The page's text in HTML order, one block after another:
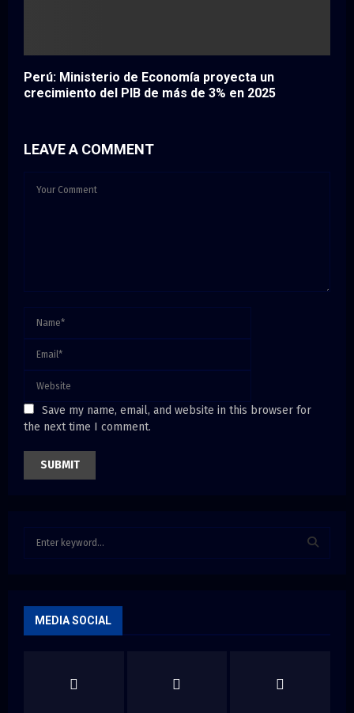
Perú: Ministerio de Economía proyecta un
crecimiento del PIB de más de 3% en 2025
LEAVE A COMMENT
Save my name, email, and website in this browser for
the next time I comment.
f
MEDIA SOCIAL